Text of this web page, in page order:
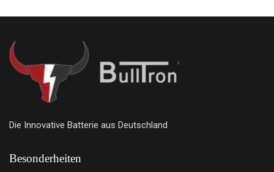
Die Innovative Batterie aus Deutschland
Besonderheiten